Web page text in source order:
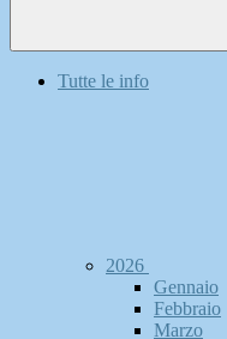
Tutte le info
2026
Gennaio
Febbraio
Marzo